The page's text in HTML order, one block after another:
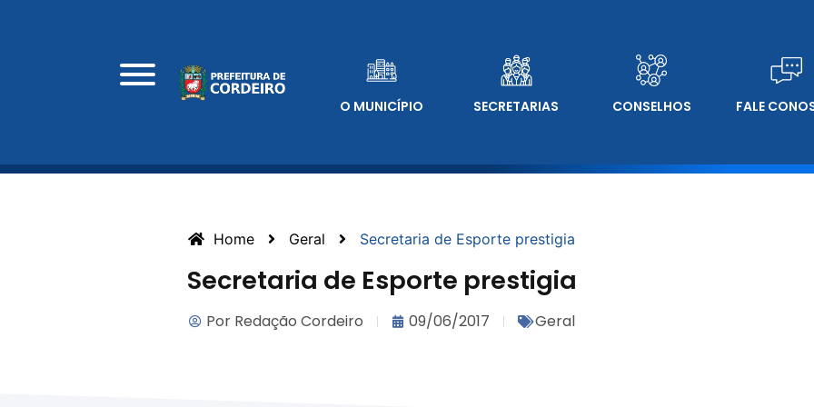
O MUNICÍPIO SECRETARIAS CONSELHOS FALE
Home Geral Secretaria de Esporte prestigia
Secretaria de Esporte prestigia
PorRedação Cordeiro 09/06/2017 Geral